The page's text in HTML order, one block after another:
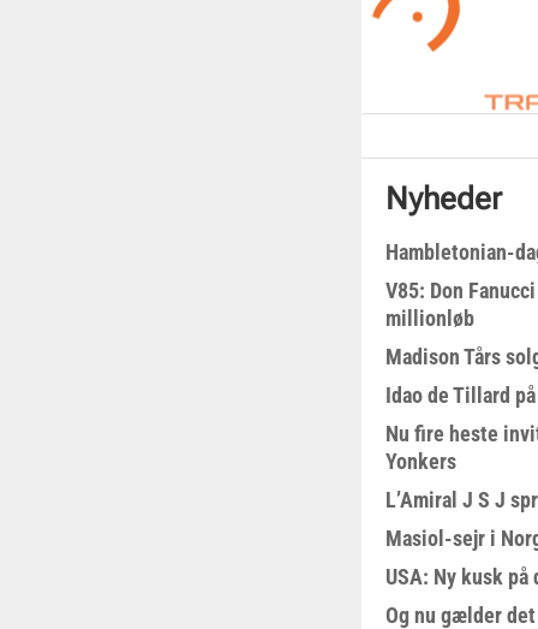
Nyheder
Hambletonian-
V85: Don
millionløb
Madison Tårs
Idao de Tillard
Nu fire heste
Yonkers
L’Amiral J S J
Masiol-sejr i
USA: Ny kusk på
Og nu gælder